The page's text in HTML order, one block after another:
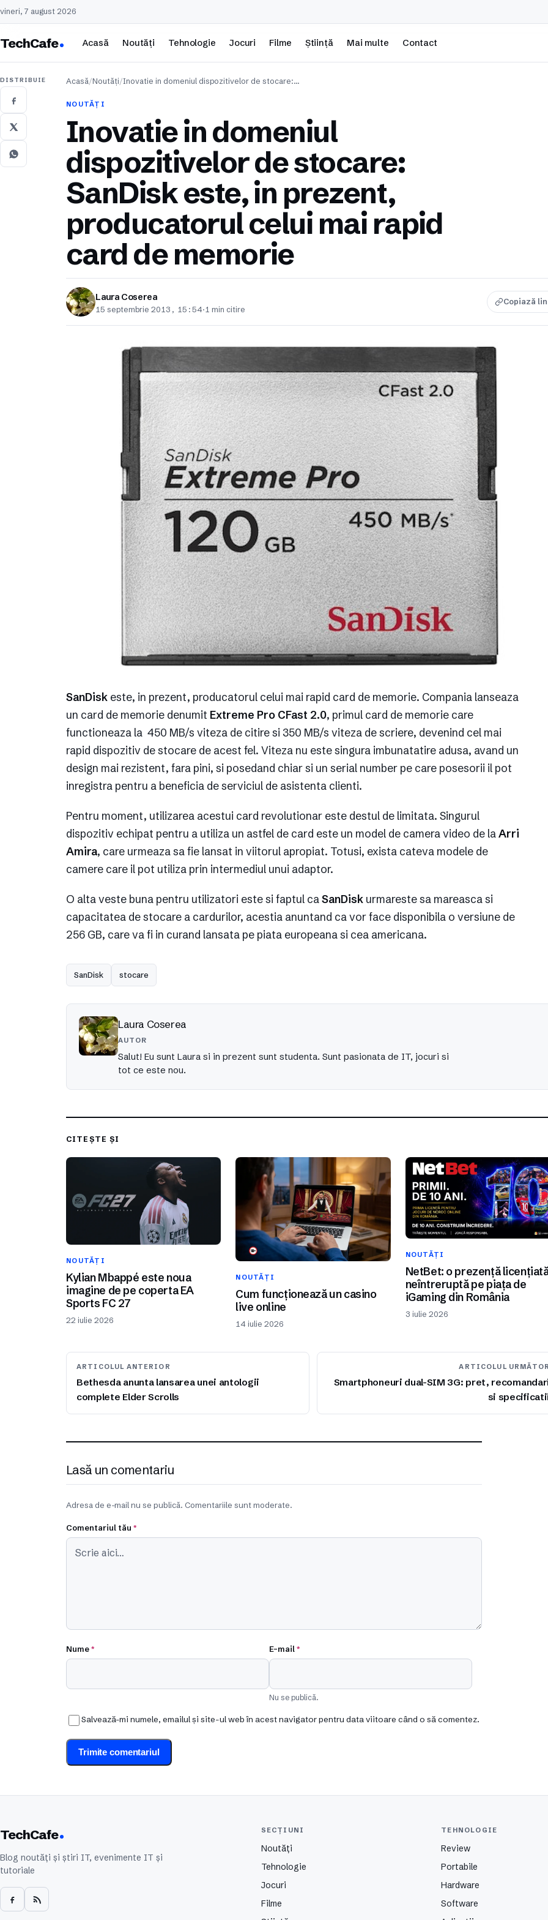
vineri, 7 august 2026
TechCafe Acasă Noutăți Tehnologie Jocuri Filme Știință Mai multe Contact
DISTRIBUIE Acasă/Noutăți/Inovatie in domeniul dispozitivelor de stocare:…
NOUTĂȚI
Inovatie in domeniul
dispozitivelor de stocare:
SanDisk este, in prezent,
producatorul celui mai rapid
card de memorie
Laura Coserea
15 septembrie 2013, 15:54·1 min citire
Copiază
SanDisk este, in prezent, producatorul celui mai rapid card de memorie. Compania lanseaza
un card de memorie denumit Extreme Pro CFast 2.0, primul card de memorie care
functioneaza la 450 MB/s viteza de citire si 350 MB/s viteza de scriere, devenind cel mai
rapid dispozitiv de stocare de acest fel. Viteza nu este singura imbunatatire adusa, avand un
design mai rezistent, fara pini, si posedand chiar si un serial number pe care posesorii il pot
inregistra pentru a beneficia de serviciul de asistenta clienti.
Pentru moment, utilizarea acestui card revolutionar este destul de limitata. Singurul
dispozitiv echipat pentru a utiliza un astfel de card este un model de camera video de laArri
Amira, care urmeaza sa fie lansat in viitorul apropiat. Totusi, exista cateva modele de
camere care il pot utiliza prin intermediul unui adaptor.
O alta veste buna pentru utilizatori este si faptul caSanDisk urmareste sa mareasca si
capacitatea de stocare a cardurilor, acestia anuntand ca vor face disponibila o versiune de
256 GB, care va fi in curand lansata pe piata europeana si cea americana.
SanDisk stocare
Laura Coserea
AUTOR
Salut! Eu sunt Laura si in prezent sunt studenta. Sunt pasionata de IT, jocuri si
tot ce este nou.
CITEȘTE ȘI
NOUTĂȚI
Kylian Mbappé este noua
imagine de pe coperta EA
Sports FC 27
22 iulie 2026
NOUTĂȚI
Cum funcționează un casino
live online
14 iulie 2026
NOUTĂȚI
NetBet: o prezență
neîntreruptă pe piața de
iGaming din România
3 iulie 2026
ARTICOLUL ANTERIOR
Bethesda anunta lansarea unei antologii
complete Elder Scrolls
ARTICOLUL
Smartphoneuri dual-SIM 3G: pret,
si
Lasă un comentariu
Adresa de e-mail nu se publică. Comentariile sunt moderate.
Comentariul tău *
Nume* E-mail*
Nu se publică.
Salvează-mi numele, emailul și site-ul web în acest navigator pentru data viitoare când o să comentez.
TechCafe
Blog noutăți și știri IT, evenimente IT și
tutoriale
SECȚIUNI
Noutăți
Tehnologie
Jocuri
Filme
TEHNOLOGIE
Review
Portabile
Hardware
Software